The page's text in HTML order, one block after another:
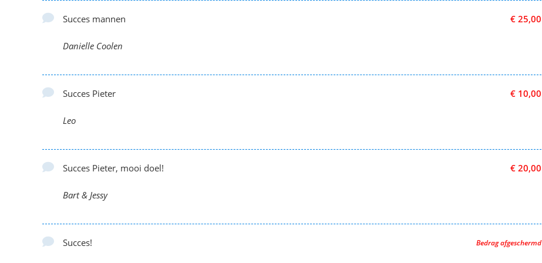
€ 25,00
Succes mannen
Danielle Coolen
€ 10,00
Succes Pieter
Leo
€ 20,00
Succes Pieter, mooi doel!
Bart & Jessy
Bedrag afgeschermd
Succes!